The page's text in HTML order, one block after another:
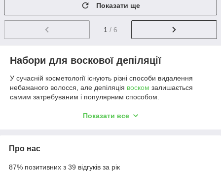
Показати ще
1 / 6
Набори для воскової депіляції
У сучасній косметології існують різні способи видалення
небажаного волосся, але депіляція воском залишається
самим затребуваним і популярним способом.
красуні з успіхом використовували його. Переваг у цього
віск, а спеціальну суміш різних компонентів, що в них
допускають появи на шкірі роздратування і швидко
Показати все
Про нас
87% позитивних з 39 відгуків за рік